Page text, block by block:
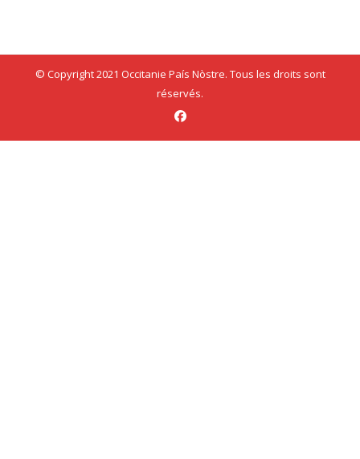
© Copyright 2021 Occitanie País Nòstre. Tous les droits sont
réservés.